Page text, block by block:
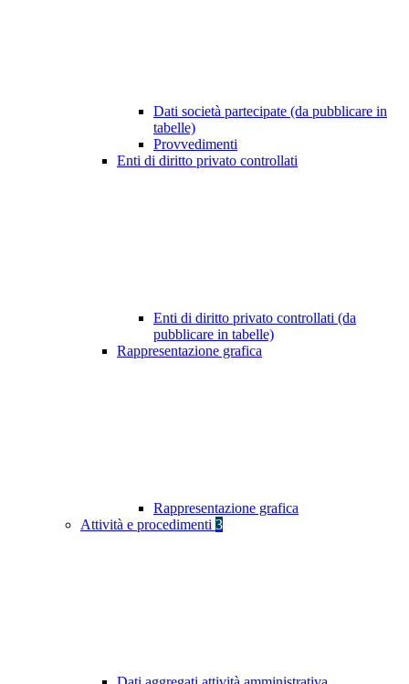
Dati società partecipate (da pubblicare in
tabelle)
Provvedimenti
Enti di diritto privato controllati
Enti di diritto privato controllati (da
pubblicare in tabelle)
Rappresentazione grafica
Rappresentazione grafica
Attività e procedimenti 3